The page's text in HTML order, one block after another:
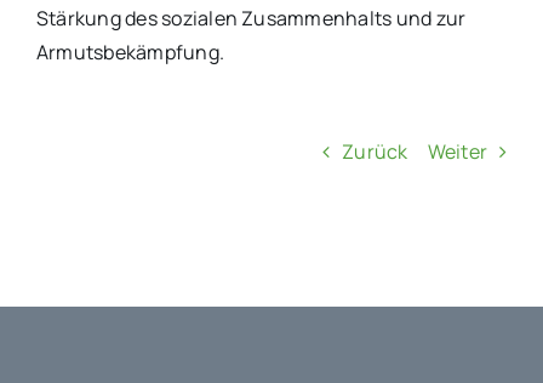
Stärkung des sozialen Zusammenhalts und zur
Armutsbekämpfung.
Zurück Weiter